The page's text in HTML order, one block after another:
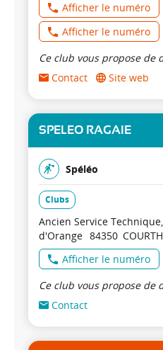
Afficher le numéro
Afficher le numéro
Ce club vous propose de
Contact
Site web
SPELEO RAGAIE
Spéléo
Clubs
Ancien Service Technique
d'Orange 84350
Afficher le numéro
Ce club vous propose de
Contact